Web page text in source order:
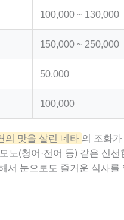
100,000 ~ 130,000
150,000 ~ 250,000
50,000
100,000
의 맛을 살린 네타 의 조화
노(청어·전어 등) 같은 신
서 눈으로도 즐거운 식사를